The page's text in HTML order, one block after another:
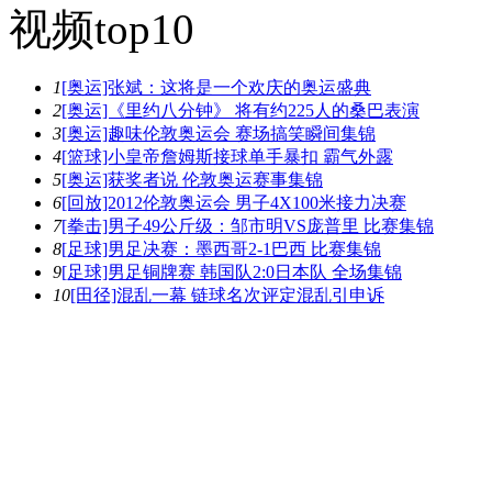
视频top10
1[奥运]张斌：这将是一个欢庆的奥运盛典
2[奥运]《里约八分钟》 将有约225人的桑巴表演
3[奥运]趣味伦敦奥运会 赛场搞笑瞬间集锦
4[篮球]小皇帝詹姆斯接球单手暴扣 霸气外露
5[奥运]获奖者说 伦敦奥运赛事集锦
6[回放]2012伦敦奥运会 男子4X100米接力决赛
7[拳击]男子49公斤级：邹市明VS庞普里 比赛集锦
8[足球]男足决赛：墨西哥2-1巴西 比赛集锦
9[足球]男足铜牌赛 韩国队2:0日本队 全场集锦
10[田径]混乱一幕 链球名次评定混乱引申诉